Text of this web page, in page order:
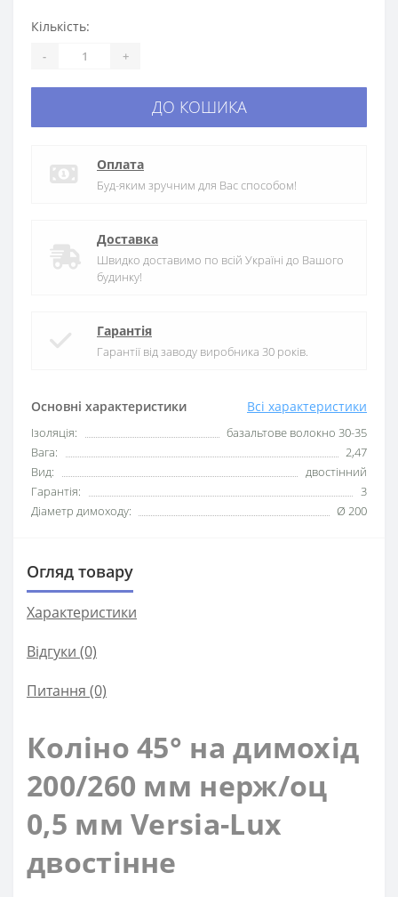
Основні характеристики Всі характеристики
Ізоляція:
базальтове волокно 30-35
Вага:
2,47
Вид:
двостінний
Гарантія:
3
Діаметр димоходу:
Ø 200
Кількість:
- +
ДО КОШИКА
Оплата
Буд-яким зручним для Вас способом!
Доставка
Швидко доставимо по всій Україні до Вашого
будинку!
Гарантія
Гарантії від заводу виробника 30 років.
Огляд товару
Характеристики
Відгуки (0)
Питання (0)
Коліно 45° на димохід
200/260 мм нерж/оц
0,5 мм Versia-Lux
двостінне